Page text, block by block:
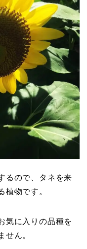
るので、タネを来
植物です。
気に入りの品種を
せん。